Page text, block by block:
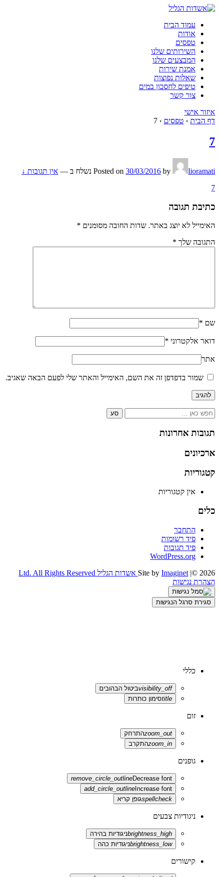
עמוד הבית
אודות
טפסים
השירותים שלנו
המבצעים שלנו
אמנת שירות
שאלות נפוצות
טיפים לחסכון במים
צור קשר
איזור אישי
דף הבית › טפסים ›
7
7
Posted on 30/03/2016 by lioramati נשלח ב — אין תגובות ↓
7
כתיבת תגובה
האימייל לא יוצג באתר. שדות החובה מסומנים *
התגובה שלך *
שם *
דואר אלקטרוני *
אתר
שמור בדפדפן זה את השם, האימייל והאתר שלי לפעם הבאה שאגיב.
Search
for:
תגובות אחרונות
ארכיונים
קטגוריות
אין קטגוריות
כלים
התחבר
פיד רשומות
פיד תגובות
WordPress.org
Site by Imaginet |© 2026
אשדות הגליל Ltd. All Rights Reserved
הצהרת נגישות
סגירת סרגל הנגישות
כללי
visibility_offביטול הבהובים
titleסימון כותרות
זום
zoom_outהתרחק
zoom_inהתקרב
גופנים
remove_circle_outlineDecrease font
add_circle_outline Increase font
spellcheckגופן קריא
ניגודיות צבעים
brightness_highניגודיות בהירה
brightness_lowניגודיות כהה
קישורים